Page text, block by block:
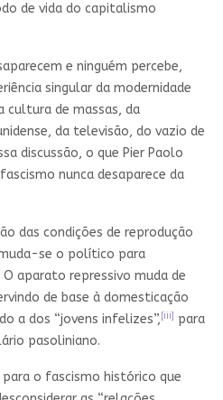
de vida do capitalismo
e ninguém percebe,
singular da modernidade
cultura de massas, da
da televisão, do vazio de
discussão, o que Pier Paolo
nunca desaparece da
das condições de reprodução
se o político para
aparato repressivo muda de
de base à domesticação
a dos “jovens infelizes”,[iii] para
pasoliniano.
o fascismo histórico que